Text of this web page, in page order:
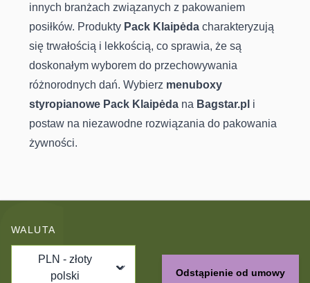
innych branżach związanych z pakowaniem
posiłków. Produkty Pack Klaipėda charakteryzują
się trwałością i lekkością, co sprawia, że są
doskonałym wyborem do przechowywania
różnorodnych dań. Wybierz menuboxy
styropianowe Pack Klaipėda na Bagstar.pl i
postaw na niezawodne rozwiązania do pakowania
żywności.
WALUTA
PLN - złoty
polski
Odstąpienie od umowy